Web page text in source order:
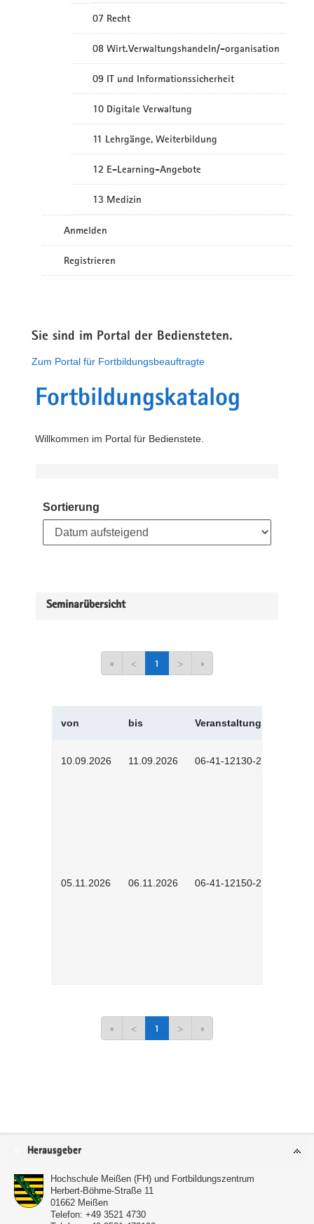
07 Recht
08 Wirt.Verwaltungshandeln/-organisation
09 IT und Informationssicherheit
10 Digitale Verwaltung
11 Lehrgänge, Weiterbildung
12 E-Learning-Angebote
13 Medizin
Anmelden
Registrieren
Sie sind im Portal der Bediensteten.
Zum Portal für Fortbildungsbeauftragte
Fortbildungskatalog
Willkommen im Portal für Bedienstete.
Sortierung
Seminarübersicht
« < 1 > »
von bis Veranstaltungskürzel
10.09.2026 11.09.2026 06-41-12130-2601
05.11.2026 06.11.2026 06-41-12150-2601
« < 1 > »
Service
Herausgeber
Hochschule Meißen (FH) und Fortbildungszentrum
Herbert-Böhme-Straße 11
01662 Meißen
Telefon: +49 3521 4730